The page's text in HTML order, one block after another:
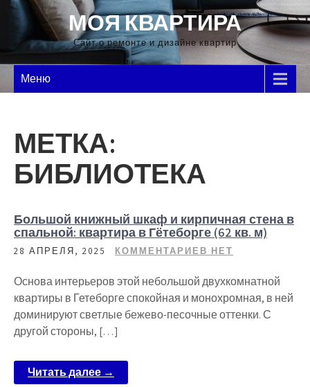
Перейти
содержимому
МОЯ КВАРТИРА
Сайт о ремонте и дизайне квартир
Меню
МЕТКА:
БИБЛИОТЕКА
Большой книжный шкаф и кирпичная стена в
спальной: квартира в Гётеборге (62 кв. м)
28 АПРЕЛЯ, 2025 КОММЕНТАРИЕВ НЕТ
Основа интерьеров этой небольшой двухкомнатной
квартиры в Гетеборге спокойная и монохромная, в ней
доминируют светлые бежево-песочные оттенки. С
другой стороны, […]
Читать далее →